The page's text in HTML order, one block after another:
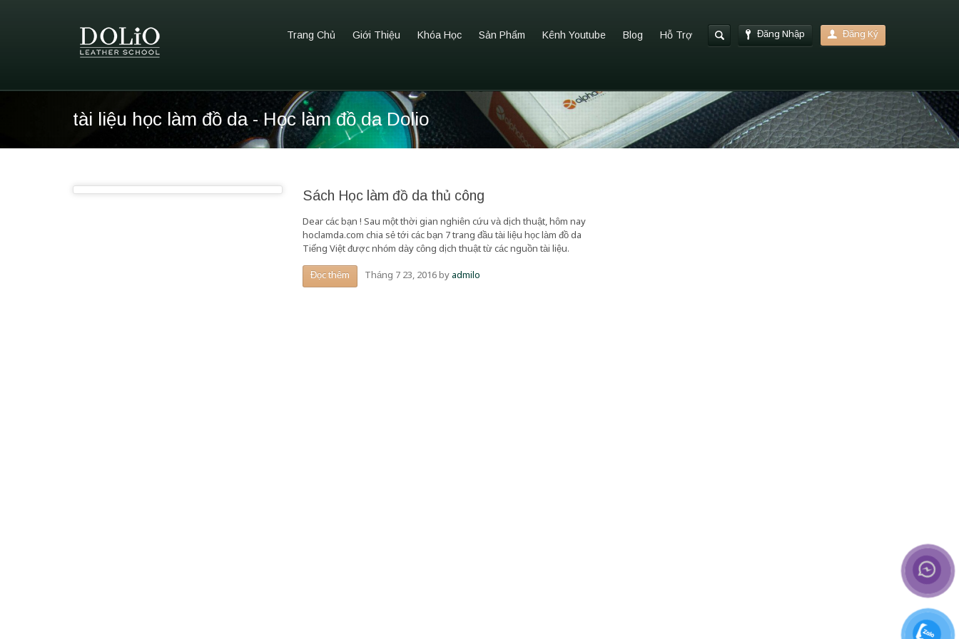
Đăng Nhập Đăng Ký
Trang Chủ Giới Thiệu Khóa Học Sản Phẩm Kênh Youtube Blog Hỗ Trợ
tài liệu học làm đồ da - Học làm đồ da Dolio
Sách Học làm đồ da thủ công
Dear các bạn ! Sau một thời gian nghiên cứu và dịch thuật, hôm nay
hoclamda.com chia sẻ tới các bạn 7 trang đầu tài liệu học làm đồ da
Tiếng Việt được nhóm dày công dịch thuật từ các nguồn tài liệu.
Đọc thêm Tháng 7 23, 2016byadmilo